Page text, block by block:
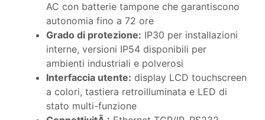
AC con batterie tampone che garantiscono
autonomia fino a 72 ore
Grado di protezione: IP30 per installazioni
interne, versioni IP54 disponibili per
ambienti industriali e polverosi
Interfaccia utente: display LCD touchscreen
a colori, tastiera retroilluminata e LED di
stato multi-funzione